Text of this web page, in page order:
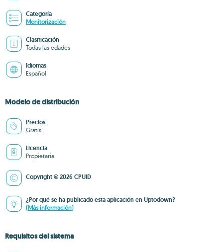
Categoría
Monitorización
Clasificación
Todas las edades
Idiomas
Español
Modelo de distribución
Precios
Gratis
Licencia
Propietaria
Copyright © 2026 CPUID
¿Por qué se ha publicado esta aplicación en Uptodown?
(Más información)
Requisitos del sistema